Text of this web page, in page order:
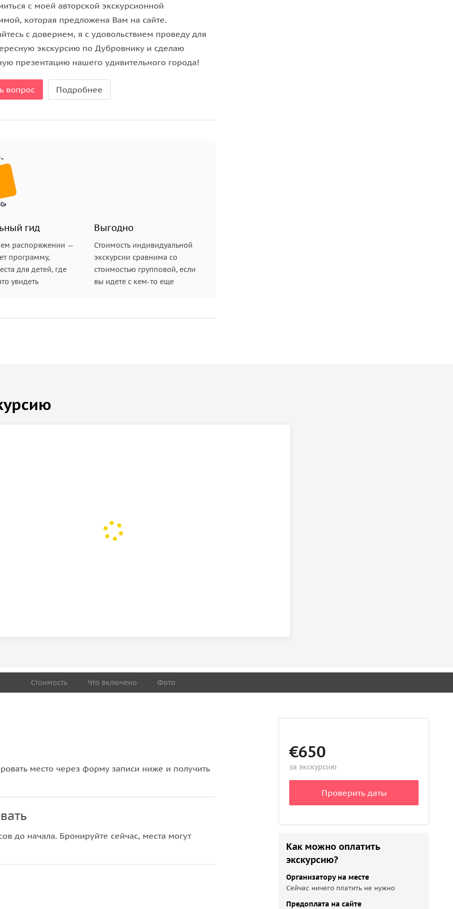
с моей авторской экскурсионной
которая предложена Вам на сайте.
с доверием, я с удовольствием проведу для
экскурсию по Дубровнику и сделаю
презентацию нашего удивительного города!
вопрос Подробнее
гид
распоряжении —
программу,
для детей, где
увидеть
Выгодно
Стоимость индивидуальной
экскурсии сравнима со
стоимостью групповой, если
вы идете с кем-то еще
Стоимость Что включено Фото
место через форму записи ниже и получить
до начала. Бронируйте сейчас, места могут
€650
за экскурсию
Проверить даты
Как можно оплатить
экскурсию?
Организатору на месте
Сейчас ничего платить не нужно
Предоплата на сайте